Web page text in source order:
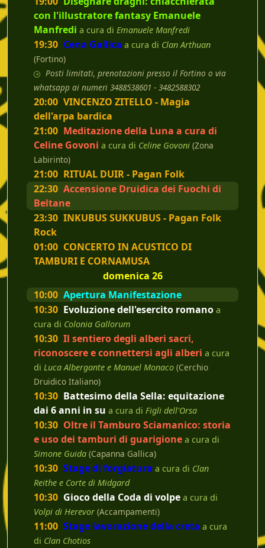
con l'illustratore fantasy Emanuele
Manfredi a cura di Emanuele Manfredi
19:30 Cena Gallica a cura di Clan Arthuan
(Fortino)
Posti limitati, prenotazioni presso il Fortino o via
whatsapp ai numeri 3488538601 - 3482588302
20:00 VINCENZO ZITELLO - Magia
dell'arpa bardica
21:00 Meditazione della Luna a cura di
Celine Govoni a cura di Celine Govoni (Zona
Labirinto)
21:00 RITUAL DUIR - Pagan Folk
22:30 Accensione Druidica dei Fuochi di
Beltane
23:30 INKUBUS SUKKUBUS - Pagan Folk
Rock
01:00 CONCERTO IN ACUSTICO DI
TAMBURI E CORNAMUSA
domenica 26
10:00 Apertura Manifestazione
10:30 Evoluzione dell'esercito romano a
cura di Colonia Gallorum
10:30 Il sentiero degli alberi sacri,
riconoscere e connettersi agli alberi a cura
di Luca Albergante e Manuel Monaco (Cerchio
Druidico Italiano)
10:30 Battesimo della Sella: equitazione
dai 6 anni in su a cura di Figli dell'Orsa
10:30 Oltre il Tamburo Sciamanico: storia
e uso dei tamburi di guarigione a cura di
Simone Guida (Capanna Gallica)
10:30 Stage di forgiatura a cura di Clan
Reithe e Corte di Midgard
10:30 Gioco della Coda di volpe a cura di
Volpi di Herevor (Accampamenti)
11:00 Stage lavorazione della creta a cura
di Clan Chotios